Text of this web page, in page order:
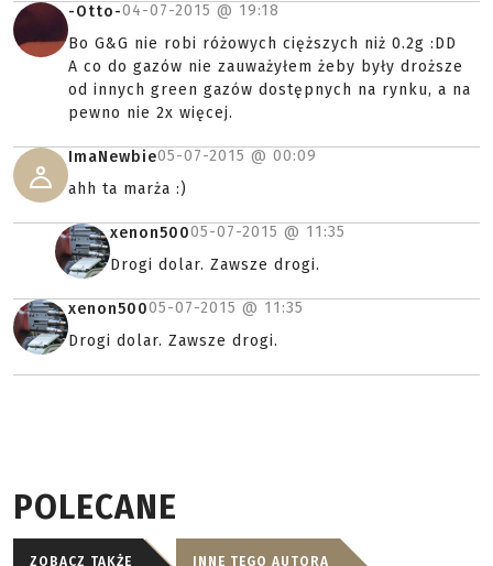
-Otto-04-07-2015 @ 19:18
Bo G&G nie robi różowych cięższych niż 0.2g :DD
A co do gazów nie zauważyłem żeby były droższe
od innych green gazów dostępnych na rynku, a na
pewno nie 2x więcej.
ImaNewbie05-07-2015 @ 00:09
ahh ta marża :)
xenon50005-07-2015 @ 11:35
Drogi dolar. Zawsze drogi.
xenon50005-07-2015 @ 11:35
Drogi dolar. Zawsze drogi.
POLECANE
ZOBACZ TAKŻE INNE TEGO AUTORA